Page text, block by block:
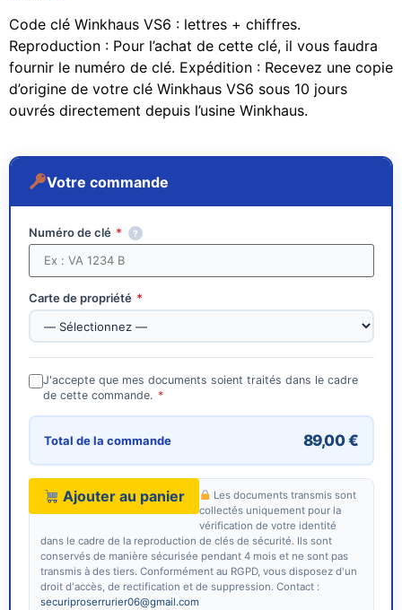
Code clé Winkhaus VS6 : lettres + chiffres.
Reproduction : Pour l’achat de cette clé, il vous faudra
fournir le numéro de clé. Expédition : Recevez une copie
d’origine de votre clé Winkhaus VS6 sous 10 jours
ouvrés directement depuis l’usine Winkhaus.
Votre commande
Numéro de clé * ?
Carte de propriété *
J'accepte que mes documents soient traités dans le cadre
de cette commande. *
Total de la commande 89,00€
Ajouter au panier
Les documents transmis sont
collectés uniquement pour la
vérification de votre identité
dans le cadre de la reproduction de clés de sécurité. Ils sont
conservés de manière sécurisée pendant 4 mois et ne sont pas
transmis à des tiers. Conformément au RGPD, vous disposez d'un
droit d'accès, de rectification et de suppression. Contact :
securiproserrurier06@gmail.com